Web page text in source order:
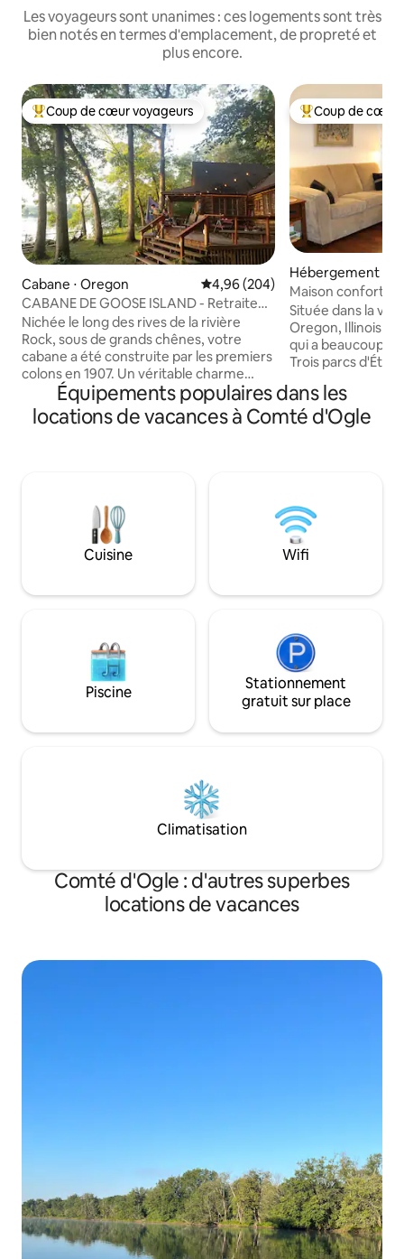
Les voyageurs sont unanimes : ces logements sont très
bien notés en termes d'emplacement, de propreté et
plus encore.
Coups de cœur voyageurs les plus appréciés
Coup de cœur voyageurs
Cabane ⋅ Oregon Évaluation moyenne sur la
4,96 (204)
CABANE DE GOOSE ISLAND - Retraite
écologique isolée au bord de la rivière
Nichée le long des rives de la rivière
Rock, sous de grands chênes, votre
cabane a été construite par les premiers
colons en 1907. Un véritable charme
rustique. Isolée mais à seulement
10 minutes de la ville. 100 acres de
propriété privée, bordant la forêt
chauffage. 33 $/nuit par personne ou
animal de compagnie au-delà des
2 premières personnes, visiteurs inclus.
Minimum 3 nuits avec le vendredi ou le
au jeudi. Envoyez un message à Tim
Coups de cœur
Coup de cœur
Hébergement ⋅
Maison
un emplacement
Située dans la
Oregon, Illinois
qui a beaucoup à
Trois parcs d'État
canoës ou des
pittoresque Rock
marche de notre
du centre-ville
minutes en
minutes à pied.
Etnyre et
minutes en
Équipements populaires dans les
locations de vacances à Comté d'Ogle
Cuisine Wifi
Piscine
Stationnement
gratuit sur place
Climatisation
Comté d'Ogle : d'autres superbes
locations de vacances